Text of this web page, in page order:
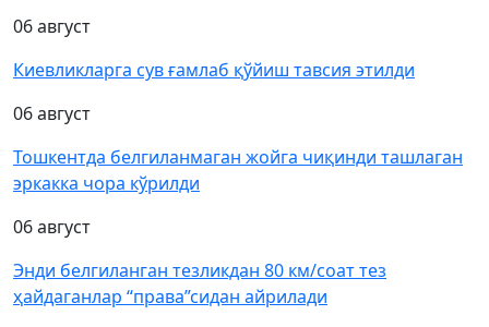
06 август
Киевликларга сув ғамлаб қўйиш тавсия этилди
06 август
Тошкентда белгиланмаган жойга чиқинди ташлаган
эркакка чора кўрилди
06 август
Энди белгиланган тезликдан 80 км/соат тез
ҳайдаганлар “права”сидан айрилади